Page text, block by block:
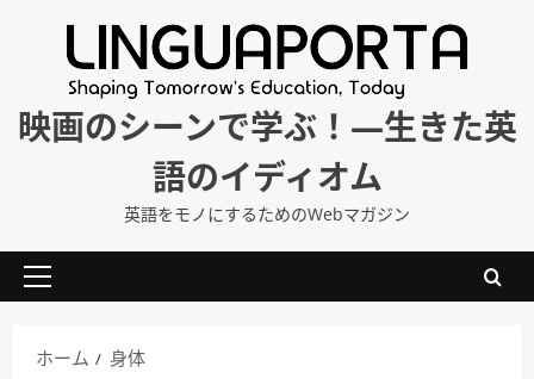
映画のシーンで学ぶ！―生きた英
語のイディオム
英語をモノにするためのWebマガジン
メ
ン
ホーム 身体